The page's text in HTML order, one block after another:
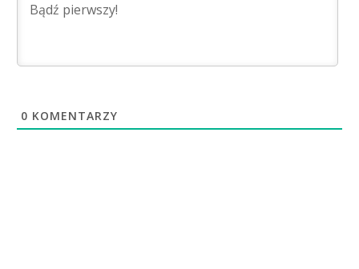
0 KOMENTARZY